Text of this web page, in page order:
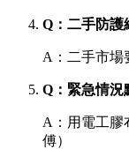
Q：二手防護
A：二手市場
Q：緊急情況
A：用電工膠
傅）